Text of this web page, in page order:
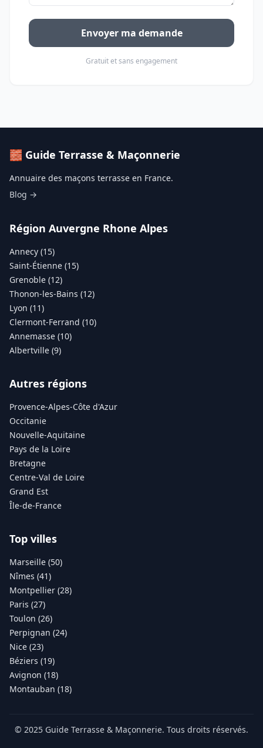
Envoyer ma demande
Gratuit et sans engagement
🧱 Guide Terrasse & Maçonnerie
Annuaire des maçons terrasse en France.
Blog →
Région Auvergne Rhone Alpes
Annecy (15)
Saint-Étienne (15)
Grenoble (12)
Thonon-les-Bains (12)
Lyon (11)
Clermont-Ferrand (10)
Annemasse (10)
Albertville (9)
Autres régions
Provence-Alpes-Côte d'Azur
Occitanie
Nouvelle-Aquitaine
Pays de la Loire
Bretagne
Centre-Val de Loire
Grand Est
Île-de-France
Top villes
Marseille (50)
Nîmes (41)
Montpellier (28)
Paris (27)
Toulon (26)
Perpignan (24)
Nice (23)
Béziers (19)
Avignon (18)
Montauban (18)
© 2025 Guide Terrasse & Maçonnerie. Tous droits réservés.